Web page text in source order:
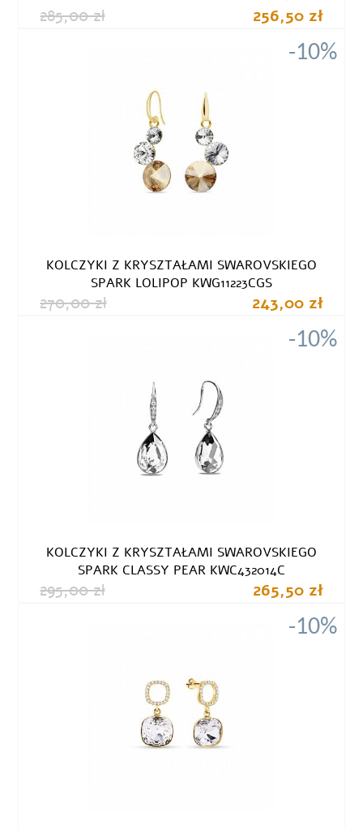
285,00 zł 256,50 zł
-10%
KOLCZYKI Z KRYSZTAŁAMI SWAROVSKIEGO
SPARK LOLIPOP KWG11223CGS
270,00 zł 243,00 zł
-10%
KOLCZYKI Z KRYSZTAŁAMI SWAROVSKIEGO
SPARK CLASSY PEAR KWC432014C
295,00 zł 265,50 zł
-10%